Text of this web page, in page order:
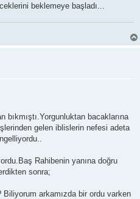
beklemeye başladı...
bıkmıştı.Yorgunluktan bacaklarına
gelen iblislerin nefesi adeta
Rahibenin yanına doğru
sonra;
Biliyorum arkamızda bir ordu varken